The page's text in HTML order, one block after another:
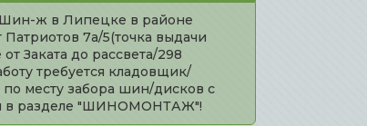
Шин-ж в Липецке в районе
7а/5(точка выдачи
Заката до рассвета/298
требуется кладовщик/
месту забора шин/дисков с
в разделе "ШИНОМОНТАЖ"!